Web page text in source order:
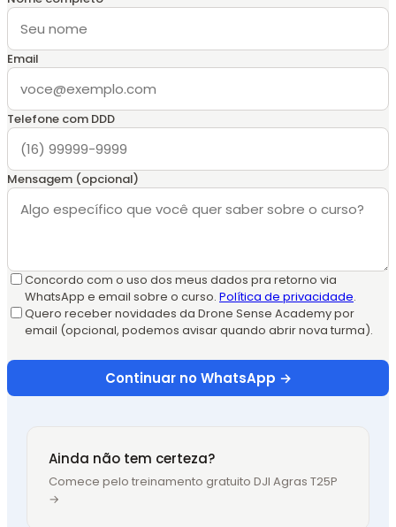
Email
Telefone com DDD
Mensagem (opcional)
Concordo com o uso dos meus dados pra retorno via
WhatsApp e email sobre o curso. Política de privacidade.
Quero receber novidades da Drone Sense Academy por
email (opcional, podemos avisar quando abrir nova turma).
Continuar no WhatsApp →
Ainda não tem certeza?
Comece pelo treinamento gratuito DJI Agras T25P
→